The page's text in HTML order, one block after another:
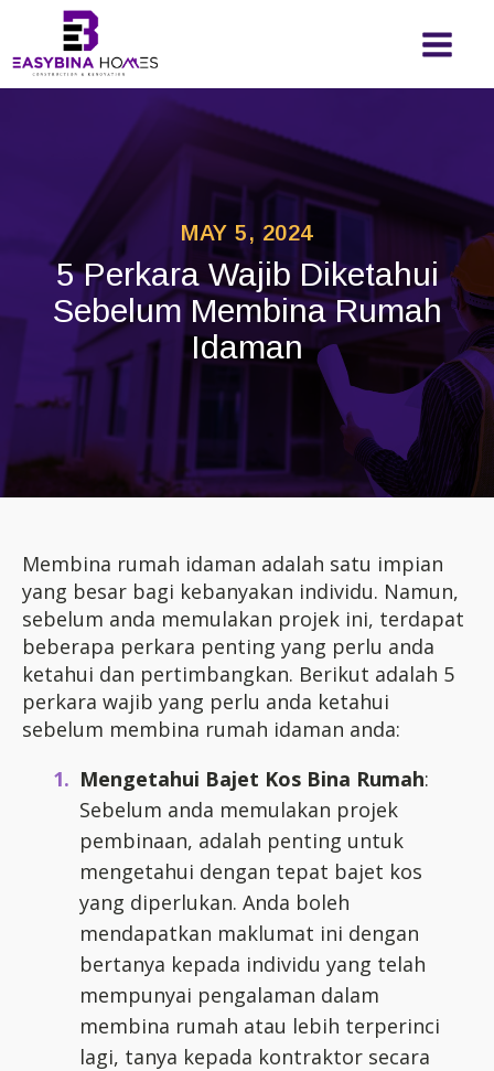
MAY 5, 2024
5 Perkara Wajib Diketahui
Sebelum Membina Rumah
Idaman
Membina rumah idaman adalah satu impian
yang besar bagi kebanyakan individu. Namun,
sebelum anda memulakan projek ini, terdapat
beberapa perkara penting yang perlu anda
ketahui dan pertimbangkan. Berikut adalah 5
perkara wajib yang perlu anda ketahui
sebelum membina rumah idaman anda:
Mengetahui Bajet Kos Bina Rumah:
Sebelum anda memulakan projek
pembinaan, adalah penting untuk
mengetahui dengan tepat bajet kos
yang diperlukan. Anda boleh
mendapatkan maklumat ini dengan
bertanya kepada individu yang telah
mempunyai pengalaman dalam
membina rumah atau lebih terperinci
lagi, tanya kepada kontraktor secara